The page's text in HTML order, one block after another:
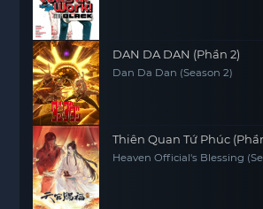
DAN DA DAN (Phần 2)
Dan Da Dan (Season 2)
Thiên Quan Tứ Phúc
Heaven Official's Blessing